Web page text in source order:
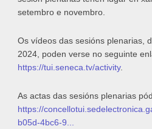
setembro e novembro.
Os vídeos das sesións plenarias,
2024, poden verse no seguinte
https://tui.seneca.tv/activity.
As actas das sesións plenarias
https://
b05d-4bc6-9...